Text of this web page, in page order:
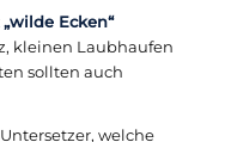
„wilde Ecken“
kleinen Laubhaufen
sollten auch
welche